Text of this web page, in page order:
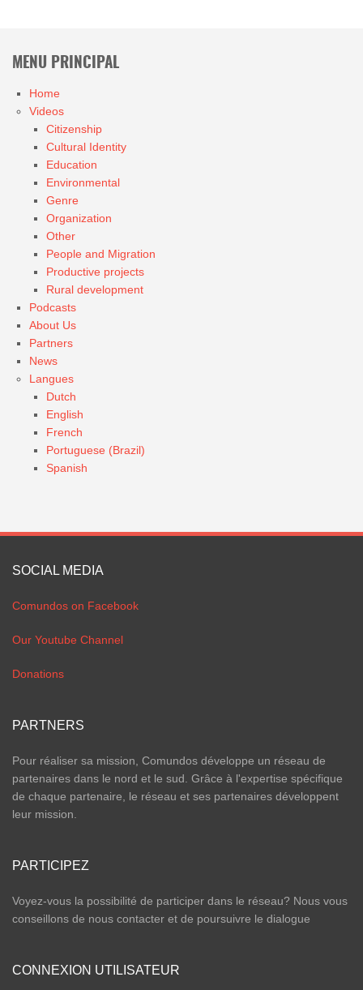
MENU PRINCIPAL
Home
Videos
Citizenship
Cultural Identity
Education
Environmental
Genre
Organization
Other
People and Migration
Productive projects
Rural development
Podcasts
About Us
Partners
News
Langues
Dutch
English
French
Portuguese (Brazil)
Spanish
SOCIAL MEDIA
Comundos on Facebook
Our Youtube Channel
Donations
PARTNERS
Pour réaliser sa mission, Comundos développe un réseau de
partenaires dans le nord et le sud. Grâce à l'expertise spécifique
de chaque partenaire, le réseau et ses partenaires développent
leur mission.
PARTICIPEZ
Voyez-vous la possibilité de participer dans le réseau? Nous vous
conseillons de nous contacter et de poursuivre le dialogue
CONNEXION UTILISATEUR